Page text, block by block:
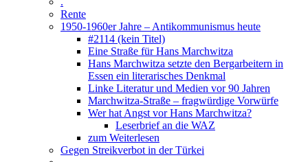
Rente
1950-1960er Jahre – Antikommunismus heute
#2114 (kein Titel)
Eine Straße für Hans Marchwitza
Hans Marchwitza setzte den Bergarbeitern in
Essen ein literarisches Denkmal
Linke Literatur und Medien vor 90 Jahren
Marchwitza-Straße – fragwürdige Vorwürfe
Wer hat Angst vor Hans Marchwitza?
Leserbrief an die WAZ
zum Weiterlesen
Gegen Streikverbot in der Türkei